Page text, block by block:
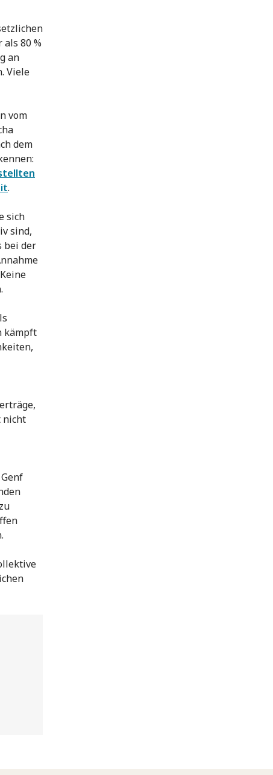
80 %
an
Viele
vom
dem
.
sich
sind,
bei der
kämpft
nicht